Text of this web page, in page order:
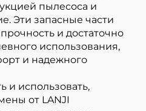
пылесоса и
Эти запасные части
и достаточно
использования,
и надежного
и использовать,
от LANJI